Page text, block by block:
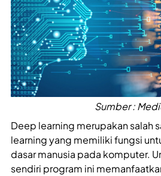
Sumber :
Deep learning merupakan salah
learning yang memiliki fungsi
dasar manusia pada komputer.
sendiri program ini